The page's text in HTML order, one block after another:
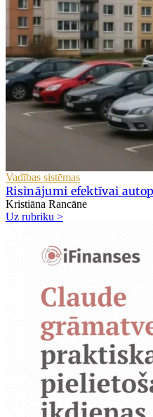
Vadības sistēmas
Risinājumi efektīvai
Kristiāna Rancāne
Uz rubriku >